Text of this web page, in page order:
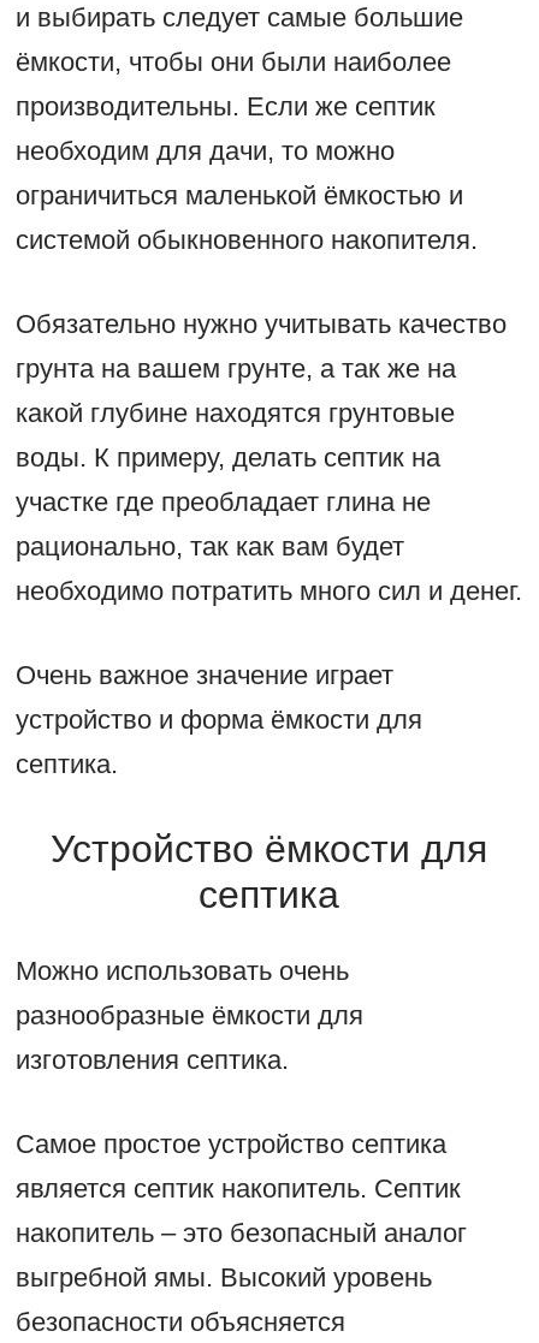
и выбирать следует самые большие
ёмкости, чтобы они были наиболее
производительны. Если же септик
необходим для дачи, то можно
ограничиться маленькой ёмкостью и
системой обыкновенного накопителя.
Обязательно нужно учитывать качество
грунта на вашем грунте, а так же на
какой глубине находятся грунтовые
воды. К примеру, делать септик на
участке где преобладает глина не
рационально, так как вам будет
необходимо потратить много сил и денег.
Очень важное значение играет
устройство и форма ёмкости для
септика.
Устройство ёмкости для
септика
Можно использовать очень
разнообразные ёмкости для
изготовления септика.
Самое простое устройство септика
является септик накопитель. Септик
накопитель – это безопасный аналог
выгребной ямы. Высокий уровень
безопасности объясняется